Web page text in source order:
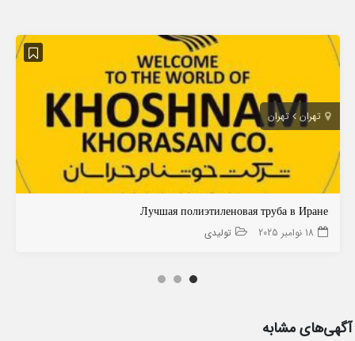
تهران تهران
Лучшая полиэтиленовая труба в Иране
18 نوامبر 2025 تولیدی
آگهی‌های مشابه